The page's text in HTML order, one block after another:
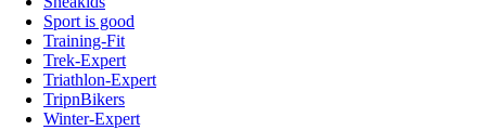
Sport is good
Training-Fit
Trek-Expert
Triathlon-Expert
TripnBikers
Winter-Expert